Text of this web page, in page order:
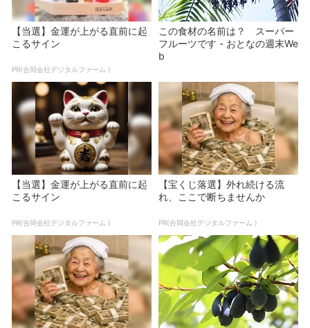
【当選】金運が上がる直前に起
こるサイン
PR(合同会社デジタルファーム )
この食材の名前は？ スーパー
フルーツです - おとなの週末We
b
【当選】金運が上がる直前に起
こるサイン
PR(合同会社デジタルファーム )
【宝くじ落選】外れ続ける流
れ、ここで断ちませんか
PR(合同会社デジタルファーム )